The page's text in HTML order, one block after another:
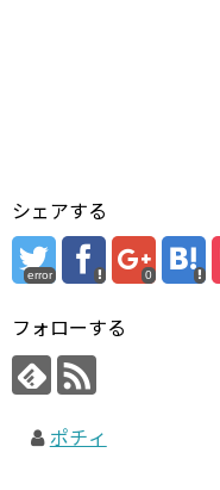
シェアする
error 0
フォローする
ポチィ